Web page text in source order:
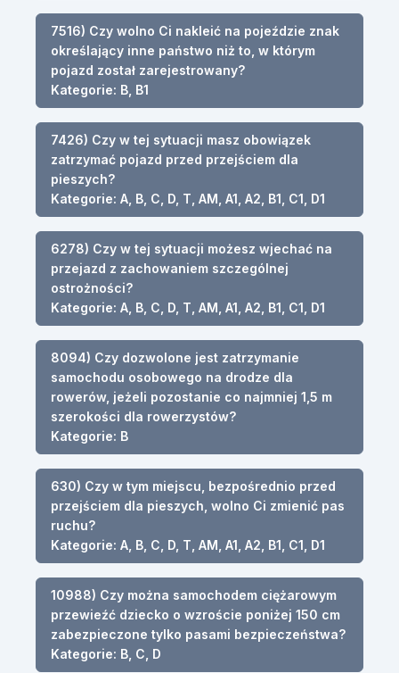
7516) Czy wolno Ci nakleić na pojeździe znak
określający inne państwo niż to, w którym
pojazd został zarejestrowany?
Kategorie: B, B1
7426) Czy w tej sytuacji masz obowiązek
zatrzymać pojazd przed przejściem dla
pieszych?
Kategorie: A, B, C, D, T, AM, A1, A2, B1, C1, D1
6278) Czy w tej sytuacji możesz wjechać na
przejazd z zachowaniem szczególnej
ostrożności?
Kategorie: A, B, C, D, T, AM, A1, A2, B1, C1, D1
8094) Czy dozwolone jest zatrzymanie
samochodu osobowego na drodze dla
rowerów, jeżeli pozostanie co najmniej 1,5 m
szerokości dla rowerzystów?
Kategorie: B
630) Czy w tym miejscu, bezpośrednio przed
przejściem dla pieszych, wolno Ci zmienić pas
ruchu?
Kategorie: A, B, C, D, T, AM, A1, A2, B1, C1, D1
10988) Czy można samochodem ciężarowym
przewieźć dziecko o wzroście poniżej 150 cm
zabezpieczone tylko pasami bezpieczeństwa?
Kategorie: B, C, D